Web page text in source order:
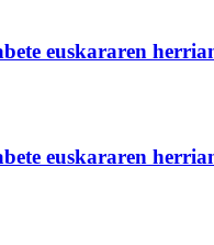
euskararen
euskararen